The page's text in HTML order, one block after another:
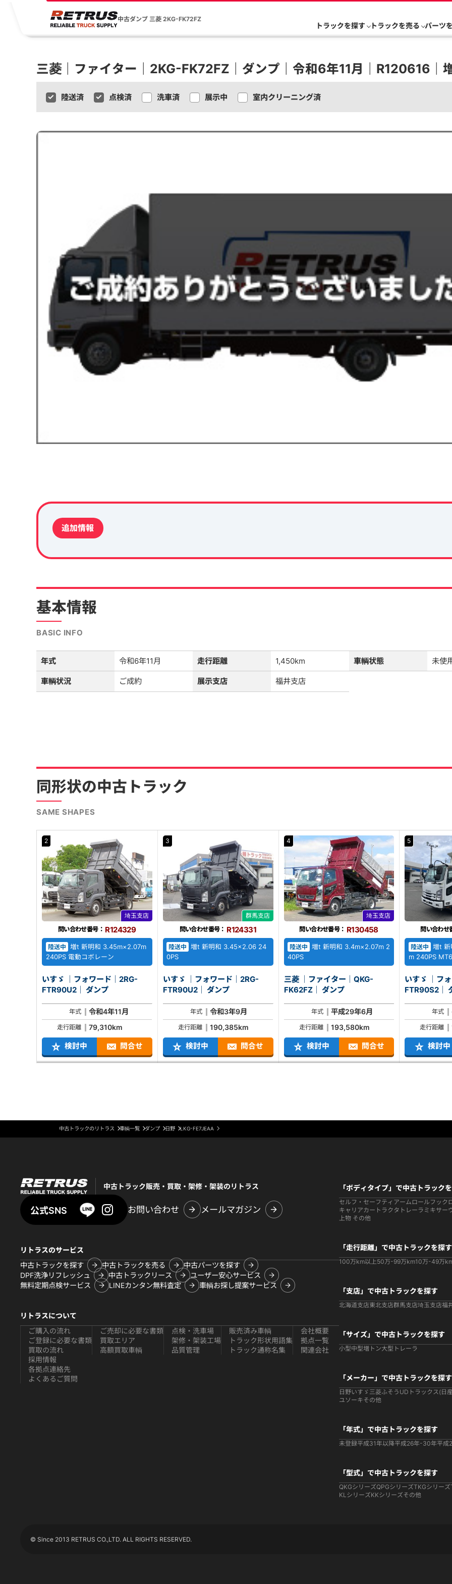
中古ダンプ 三菱 2KG-FK72FZ
トラックを探す トラックを売る パーツ
三菱｜ファイター｜2KG-FK72FZ｜ダンプ｜令和6年11月｜R120616｜
陸送済 点検済 洗車済 展示中 室内クリーニング済
追加情報
基本情報
BASIC INFO
年式 令和6年11月 走行距離 1,450km 車輌状態 未使
車輌状況 ご成約 展示支店 福井支店
同形状の中古トラック
SAME SHAPES
2
埼玉支店
問い合わせ番号： R124329
陸送中 増t 新明和 3.45m×2.07m
240PS 電動コボレーン
いすゞ ｜フォワード｜2RG-
FTR90U2｜ ダンプ
年式 令和4年11月
走行距離 79,310km
検討中 問合せ
3
群馬支店
問い合わせ番号： R124331
陸送中 増t 新明和 3.45×2.06 24
0PS
いすゞ ｜フォワード｜2RG-
FTR90U2｜ ダンプ
年式 令和3年9月
走行距離 190,385km
検討中 問合せ
4
埼玉支店
問い合わせ番号： R130458
陸送中 増t 新明和 3.4m×2.07m 2
40PS
三菱 ｜ファイター｜QKG-
FK62FZ｜ ダンプ
年式 平成29年6月
走行距離 193,580km
検討中 問合せ
5
問い合わせ
陸送中 増t
m 240PS MT6
いすゞ ｜フ
年式
走行距離
検討中
中古トラックのリトラス 車輌一覧 ダンプ 日野 LKG-FE7JEAA
中古トラック販売・買取・架修・架装のリトラス
公式SNS お問い合わせ メールマガジン
リトラスのサービス
中古トラックを探す
中古トラックを売る
中古パーツを探す
DPF洗浄リフレッシュ
中古トラックリース
ユーザー安心サービス
無料定期点検サービス
LINEカンタン無料査定 車輌お探し提案サービス
リトラスについて
ご購入の流れ
ご登録に必要な書類
買取の流れ
ご売却に必要な書類
買取エリア
高額買取車輌
点検・洗車場
架修・架装工場
品質管理
販売済み車輌
トラック形状用語集
トラック通称名集
会社概要
拠点一覧
関連会社
採用情報
各拠点連絡先
よくあるご質問
「ボディタイプ」で中古トラック
セルフ・セーフティ アームロールフック
キャリアカー トラクタ トレーラ ミキサー
上物 その他
「走行距離」で中古トラックを探す
100万km以上50万-99万km10万-49万
「支店」で中古トラックを探す
北海道支店東北支店群馬支店埼玉支店福
「サイズ」で中古トラックを探す
小型中型増トン大型 トレーラ
「メーカー」で中古トラックを探す
日野いすゞ 三菱ふそう UDトラックス(日
ユソーキその他
「年式」で中古トラックを探す
未登録平成31年以降平成26年-30年平成
「型式」で中古トラックを探す
QKGシリーズQPGシリーズTKGシリーズ
KLシリーズKKシリーズその他
© Since 2013 RETRUS CO.,LTD. ALL RIGHTS RESERVED.